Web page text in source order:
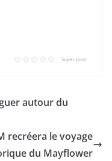
Super post
autour du
recréera le voyage
du Mayflower